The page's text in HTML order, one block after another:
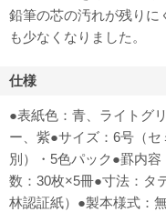
鉛筆の芯の汚れが残りに
も少なくなりました。
仕様
●表紙色：青、ライトグ
ー、紫●サイズ：6号（
別）・5色パック●罫内
数：30枚×5冊●寸法：タ
林認証紙）●製本様式：